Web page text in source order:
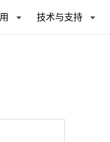
技术与支持